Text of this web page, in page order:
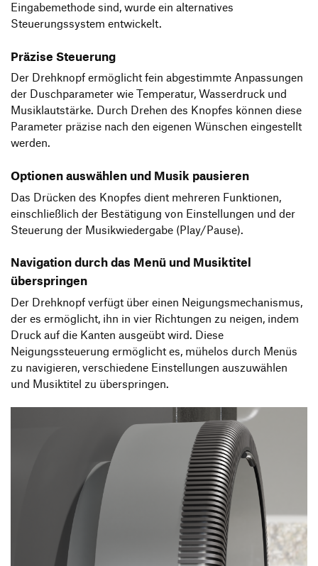
Eingabemethode sind, wurde ein alternatives
Steuerungssystem entwickelt.
Präzise Steuerung
Der Drehknopf ermöglicht fein abgestimmte Anpassungen
der Duschparameter wie Temperatur, Wasserdruck und
Musiklautstärke. Durch Drehen des Knopfes können diese
Parameter präzise nach den eigenen Wünschen eingestellt
werden.
Optionen auswählen und Musik pausieren
Das Drücken des Knopfes dient mehreren Funktionen,
einschließlich der Bestätigung von Einstellungen und der
Steuerung der Musikwiedergabe (Play/Pause).
Navigation durch das Menü und Musiktitel
überspringen
Der Drehknopf verfügt über einen Neigungsmechanismus,
der es ermöglicht, ihn in vier Richtungen zu neigen, indem
Druck auf die Kanten ausgeübt wird. Diese
Neigungssteuerung ermöglicht es, mühelos durch Menüs
zu navigieren, verschiedene Einstellungen auszuwählen
und Musiktitel zu überspringen.